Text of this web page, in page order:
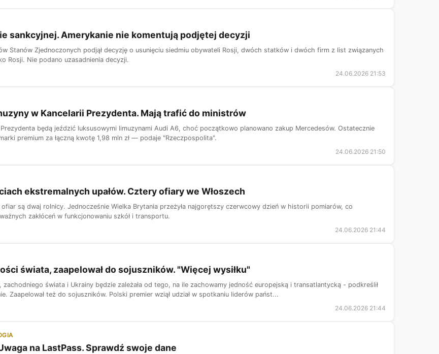
sankcyjnej. Amerykanie nie komentują podjętej decyzji
Stanów Zjednoczonych podjął decyzję o usunięciu siedmiu obywateli Rosji, dwóch statków i dwóch firm z list związanych
Rosji. Nie podano uzasadnienia decyzji.
24.06.2026 21:53
w Kancelarii Prezydenta. Mają trafić do ministrów
będą jeździć luksusowymi limuzynami Audi A6, choć początkowo planowano zakup Mercedesów. Ostatecznie
premium za łączną kwotę 1,98 mln zł — podaje "Rzeczpospolita".
24.06.2026 21:50
ekstremalnych upałów. Cztery ofiary we Włoszech
ofiar są dwaj rolnicy. Jednocześnie Wielka Brytania przeżyła najgorętszy czerwcowy dzień w historii pomiarów, co
zakłóceń w funkcjonowaniu szkół i transportu.
24.06.2026 21:44
świata, zaapelował do sojuszników. "Więcej wysiłku"
zachodniego świata i Ukrainy będzie zależała od tego, na ile zachowamy jedność europejską i transatlantycką - podkreślił
Zaapelował też do sojuszników. Polski premier wziął udział w spotkaniu liderów państ...
24.06.2026 21:44
na LastPass. Sprawdź swoje dane